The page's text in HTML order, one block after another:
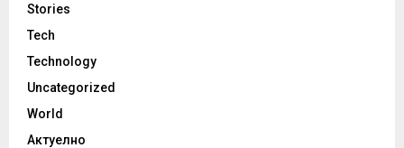
Stories
Tech
Technology
Uncategorized
World
Актуелно